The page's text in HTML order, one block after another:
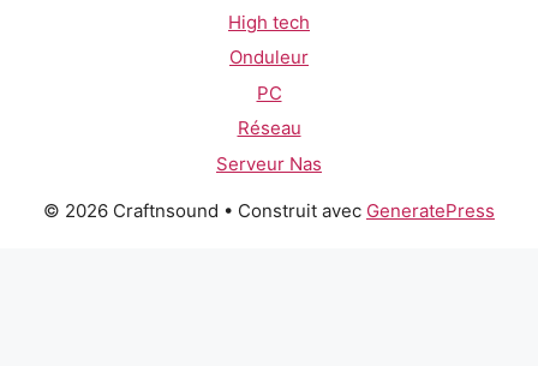
High tech
Onduleur
PC
Réseau
Serveur Nas
© 2026 Craftnsound • Construit avec GeneratePress